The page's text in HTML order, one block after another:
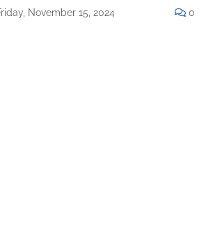
November 15, 2024 0